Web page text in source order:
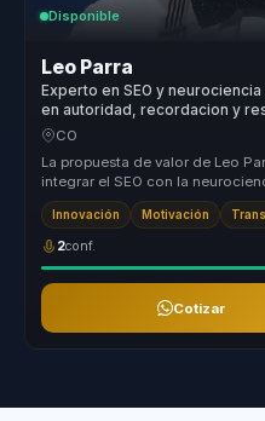
Disponible
Leo Parra
Experto en SEO y
en autoridad, recordacion y
CO
La propuesta de valor de Leo
integrar el SEO con la
holístico que t...
Innovación Motivación
2conf.
Cotizar